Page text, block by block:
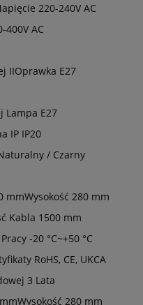
220-240V AC
400V AC
IIOprawka E27
Lampa E27
IP IP20
/ Czarny
mmWysokość 280 mm
Kabla 1500 mm
-20 °C~+50 °C
RoHS, CE, UKCA
3 Lata
Wysokość 280 mm